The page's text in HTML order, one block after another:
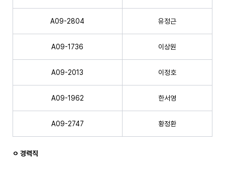
A09-2804 유정근
A09-1736 이상원
A09-2013 이정호
A09-1962 한서영
A09-2747 황정환
ㅇ 경력직